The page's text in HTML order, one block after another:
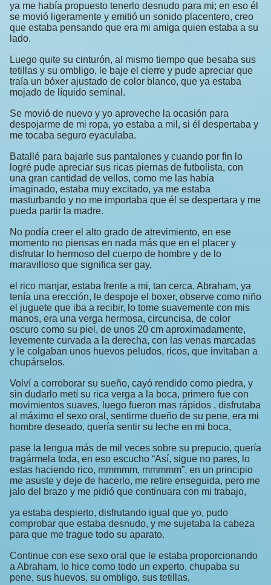
ya me había propuesto tenerlo desnudo para mi; en eso él
se movió ligeramente y emitió un sonido placentero, creo
que estaba pensando que era mi amiga quien estaba a su
lado.
Luego quite su cinturón, al mismo tiempo que besaba sus
tetillas y su ombligo, le baje el cierre y pude apreciar que
traía un bóxer ajustado de color blanco, que ya estaba
mojado de líquido seminal.
Se movió de nuevo y yo aproveche la ocasión para
despojarme de mi ropa, yo estaba a mil, si él despertaba y
me tocaba seguro eyaculaba.
Batallé para bajarle sus pantalones y cuando por fin lo
logré pude apreciar sus ricas piernas de futbolista, con
una gran cantidad de vellos, como me las había
imaginado, estaba muy excitado, ya me estaba
masturbando y no me importaba que él se despertara y me
pueda partir la madre.
No podía creer el alto grado de atrevimiento, en ese
momento no piensas en nada más que en el placer y
disfrutar lo hermoso del cuerpo de hombre y de lo
maravilloso que significa ser gay,
el rico manjar, estaba frente a mi, tan cerca, Abraham, ya
tenía una erección, le despoje el boxer, observe como niño
el juguete que iba a recibir, lo tome suavemente con mis
manos, era una verga hermosa, circuncisa, de color
oscuro como su piel, de unos 20 cm aproximadamente,
levemente curvada a la derecha, con las venas marcadas
y le colgaban unos huevos peludos, ricos, que invitaban a
chupárselos.
Volví a corroborar su sueño, cayó rendido como piedra, y
sin dudarlo metí su rica verga a la boca, primero fue con
movimientos suaves, luego fueron mas rápidos , disfrutaba
al máximo el sexo oral, sentirme dueño de su pene, era mi
hombre deseado, quería sentir su leche en mi boca,
pase la lengua más de mil veces sobre su prepucio, quería
tragármela toda, en eso escucho “Así, sigue no pares, lo
estas haciendo rico, mmmmm, mmmmm”, en un principio
me asuste y deje de hacerlo, me retire enseguida, pero me
jalo del brazo y me pidió que continuara con mi trabajo,
ya estaba despierto, disfrutando igual que yo, pudo
comprobar que estaba desnudo, y me sujetaba la cabeza
para que me trague todo su aparato.
Continue con ese sexo oral que le estaba proporcionando
a Abraham, lo hice como todo un experto, chupaba su
pene, sus huevos, su ombligo, sus tetillas,